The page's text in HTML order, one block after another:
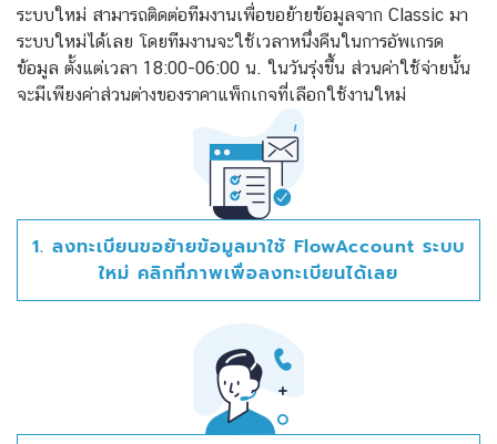
ระบบใหม่ สามารถติดต่อทีมงานเพื่อขอย้ายข้อมูลจาก Classic มา
ระบบใหม่ได้เลย โดยทีมงานจะใช้เวลาหนึ่งคืนในการอัพเกรด
ข้อมูล ตั้งแต่เวลา 18:00-06:00 น. ในวันรุ่งขึ้น ส่วนค่าใช้จ่ายนั้น
จะมีเพียงค่าส่วนต่างของราคาแพ็กเกจที่เลือกใช้งานใหม่
1. ลงทะเบียนขอย้ายข้อมูลมาใช้ FlowAccount ระบบ
ใหม่ คลิกที่ภาพเพื่อลงทะเบียนได้เลย